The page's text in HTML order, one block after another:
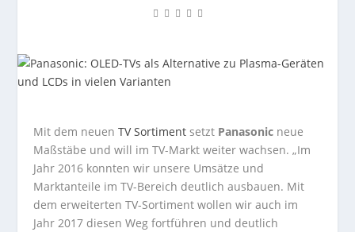
Mit dem neuenTV Sortiment setzt Panasonic neue
Maßstäbe und will im TV-Markt weiter wachsen. „Im
Jahr 2016 konnten wir unsere Umsätze und
Marktanteile im TV-Bereich deutlich ausbauen. Mit
dem erweiterten TV-Sortiment wollen wir auch im
Jahr 2017 diesen Weg fortführen und deutlich